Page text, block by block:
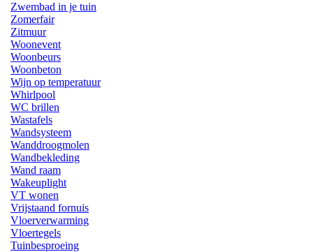
Zwembad in je tuin
Zomerfair
Zitmuur
Woonevent
Woonbeurs
Woonbeton
Wijn op temperatuur
Whirlpool
WC brillen
Wastafels
Wandsysteem
Wanddroogmolen
Wandbekleding
Wand raam
Wakeuplight
VT wonen
Vrijstaand fornuis
Vloerverwarming
Vloertegels
Tuinbesproeing